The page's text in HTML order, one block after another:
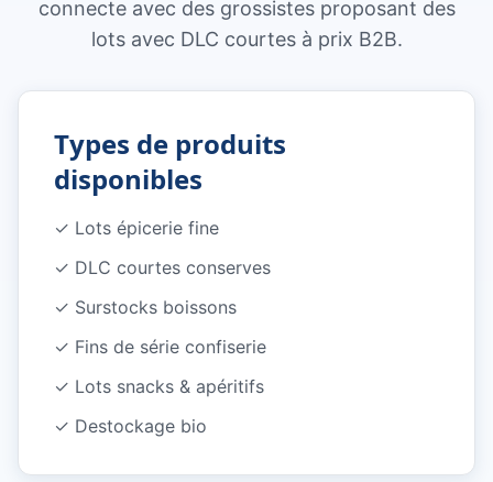
connecte avec des grossistes proposant des
lots avec DLC courtes à prix B2B.
Types de produits
disponibles
✓ Lots épicerie fine
✓ DLC courtes conserves
✓ Surstocks boissons
✓ Fins de série confiserie
✓ Lots snacks & apéritifs
✓ Destockage bio